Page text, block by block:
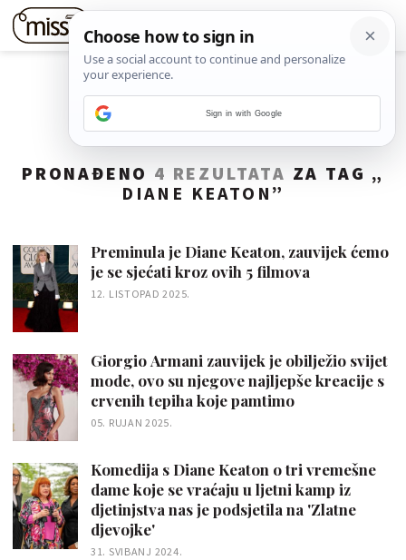
PRONAĐENO 4 REZULTATA ZA TAG „
DIANE KEATON ”
Preminula je Diane Keaton, zauvijek ćemo
je se sjećati kroz ovih 5 filmova
12. LISTOPAD 2025.
Giorgio Armani zauvijek je obilježio svijet
mode, ovo su njegove najljepše kreacije s
crvenih tepiha koje pamtimo
05. RUJAN 2025.
Komedija s Diane Keaton o tri vremešne
dame koje se vraćaju u ljetni kamp iz
djetinjstva nas je podsjetila na 'Zlatne
djevojke'
31. SVIBANJ 2024.
Sign in with Google